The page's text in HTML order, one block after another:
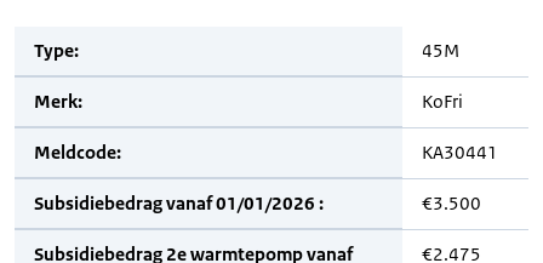
Type: 45M
Merk: KoFri
Meldcode: KA30441
Subsidiebedrag vanaf 01/01/2026 : €3.500
Subsidiebedrag 2e warmtepomp vanaf
€2.475